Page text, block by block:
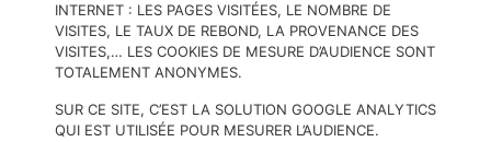
INTERNET : LES PAGES VISITÉES, LE NOMBRE DE
VISITES, LE TAUX DE REBOND, LA PROVENANCE DES
VISITES,… LES COOKIES DE MESURE D’AUDIENCE SONT
TOTALEMENT ANONYMES.
SUR CE SITE, C’EST LA SOLUTION GOOGLE ANALYTICS
QUI EST UTILISÉE POUR MESURER L’AUDIENCE.